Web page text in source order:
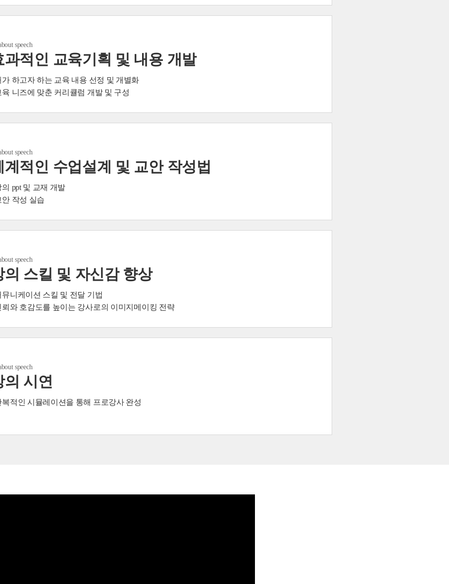
speech
과적인 교육기획 및 내용 개발
가 하고자 하는 교육 내용 선정 및 개별화
육 니즈에 맞춘 커리큘럼 개발 및 구성
speech
계적인 수업설계 및 교안 작성법
의 ppt 및 교재 개발
안 작성 실습
speech
의 스킬 및 자신감 향상
뮤니케이션 스킬 및 전달 기법
뢰와 호감도를 높이는 강사로의 이미지메이킹 전략
speech
의 시연
복적인 시뮬레이션을 통해 프로강사 완성